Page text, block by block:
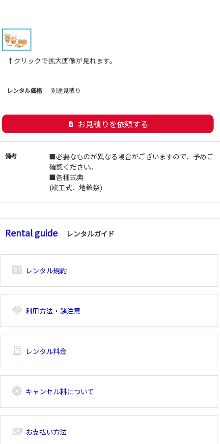
↑クリックで拡大画像が見れます。
レンタル価格 別途見積り
description お見積りを依頼する
備考
■必要なものが異なる場合がございますので、予めご
確認ください。
■各種式典
(竣工式、地鎮祭)
Rental guide レンタルガイド
breaking_news_alt_1 レンタル規約
handshake 利用方法・諸注意
receipt_long レンタル料金
cancel キャンセル料について
payments お支払い方法